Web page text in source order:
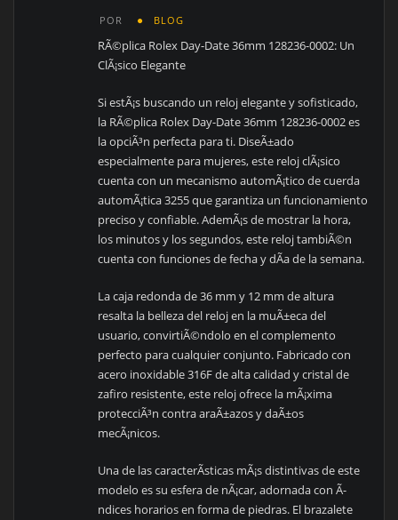
POR BLOG
RÃ©plica Rolex Day-Date 36mm 128236-0002: Un
ClÃ¡sico Elegante
Si estÃ¡s buscando un reloj elegante y sofisticado,
la RÃ©plica Rolex Day-Date 36mm 128236-0002 es
la opciÃ³n perfecta para ti. DiseÃ±ado
especialmente para mujeres, este reloj clÃ¡sico
cuenta con un mecanismo automÃ¡tico de cuerda
automÃ¡tica 3255 que garantiza un funcionamiento
preciso y confiable. AdemÃ¡s de mostrar la hora,
los minutos y los segundos, este reloj tambiÃ©n
cuenta con funciones de fecha y dÃ­a de la semana.
La caja redonda de 36 mm y 12 mm de altura
resalta la belleza del reloj en la muÃ±eca del
usuario, convirtiÃ©ndolo en el complemento
perfecto para cualquier conjunto. Fabricado con
acero inoxidable 316F de alta calidad y cristal de
zafiro resistente, este reloj ofrece la mÃ¡xima
protecciÃ³n contra araÃ±azos y daÃ±os
mecÃ¡nicos.
Una de las caracterÃ­sticas mÃ¡s distintivas de este
modelo es su esfera de nÃ¡car, adornada con Ã­
ndices horarios en forma de piedras. El brazalete